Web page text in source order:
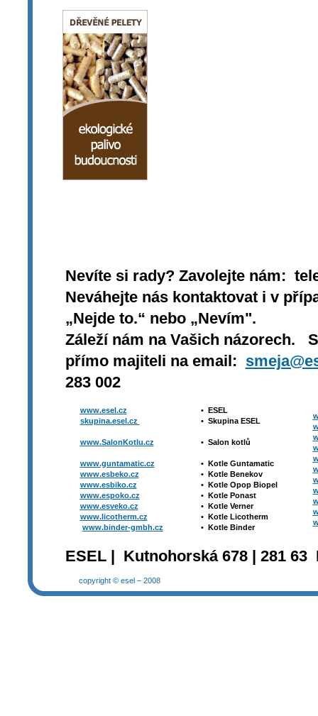
Nevíte si rady? Zavolejte nám:
Neváhejte nás kontaktovat i v
„Nejde to.“ nebo „Nevím".
Záleží nám na Vašich názorech.
přímo majiteli na email:
283 002
www.esel.cz
skupina.esel.cz
www.SalonKotlu.cz
www.guntamatic.cz
www.esbeko.cz
www.esbiko.cz
www.espoko.cz
www.esveko.cz
www.licotherm.cz
www.binder-gmbh.cz
• ESEL
• Skupina ESEL
• Salon kotlů
• Kotle Guntamatic
• Kotle Benekov
• Kotle Opop Biopel
• Kotle Ponast
• Kotle Verner
• Kotle Licotherm
• Kotle Binder
ESEL | Kutnohorská 678 | 281
copyright © esel – 2008